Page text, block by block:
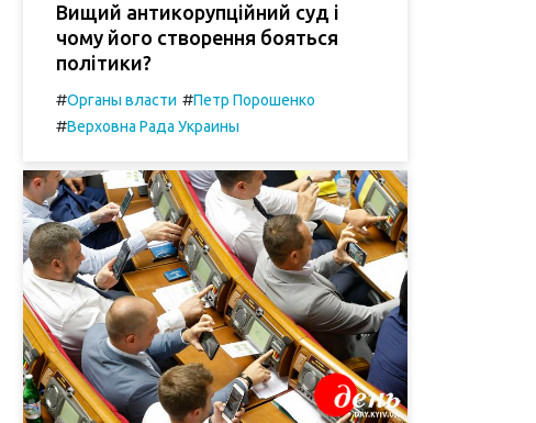
Вищий антикорупційний суд і
чому його створення бояться
політики?
#Органы власти #Петр Порошенко
#Верховна Рада Украины